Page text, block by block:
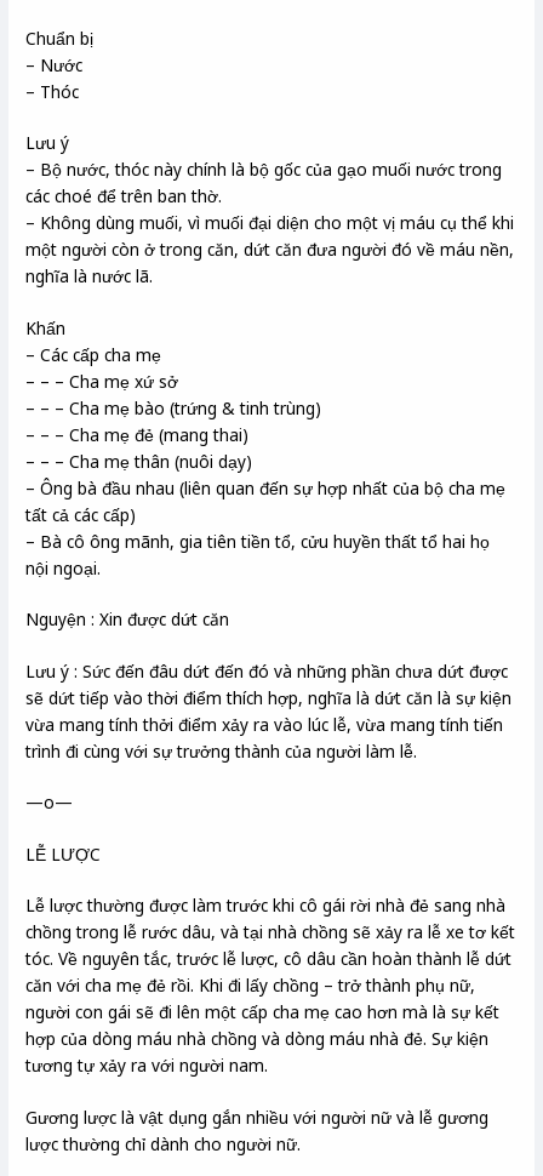
Chuẩn bị
– Nước
– Thóc
Lưu ý
– Bộ nước, thóc này chính là bộ gốc của gạo muối nước trong
các choé để trên ban thờ.
– Không dùng muối, vì muối đại diện cho một vị máu cụ thể khi
một người còn ở trong căn, dứt căn đưa người đó về máu nền,
nghĩa là nước lã.
Khấn
– Các cấp cha mẹ
– – – Cha mẹ xứ sở
– – – Cha mẹ bào (trứng & tinh trùng)
– – – Cha mẹ đẻ (mang thai)
– – – Cha mẹ thân (nuôi dạy)
– Ông bà đầu nhau (liên quan đến sự hợp nhất của bộ cha mẹ
tất cả các cấp)
– Bà cô ông mãnh, gia tiên tiền tổ, cửu huyền thất tổ hai họ
nội ngoại.
Nguyện : Xin được dứt căn
Lưu ý : Sức đến đâu dứt đến đó và những phần chưa dứt được
sẽ dứt tiếp vào thời điểm thích hợp, nghĩa là dứt căn là sự kiện
vừa mang tính thởi điểm xảy ra vào lúc lễ, vừa mang tính tiến
trình đi cùng với sự trưởng thành của người làm lễ.
—o—
LỄ LƯỢC
Lễ lược thường được làm trước khi cô gái rời nhà đẻ sang nhà
chồng trong lễ rước dâu, và tại nhà chồng sẽ xảy ra lễ xe tơ kết
tóc. Về nguyên tắc, trước lễ lược, cô dâu cần hoàn thành lễ dứt
căn với cha mẹ đẻ rồi. Khi đi lấy chồng – trở thành phụ nữ,
người con gái sẽ đi lên một cấp cha mẹ cao hơn mà là sự kết
hợp của dòng máu nhà chồng và dòng máu nhà đẻ. Sự kiện
tương tự xảy ra với người nam.
Gương lược là vật dụng gắn nhiều với người nữ và lễ gương
lược thường chỉ dành cho người nữ.